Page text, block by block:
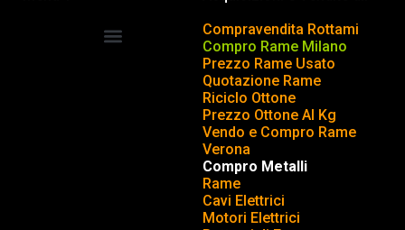
Compravendita Rottami
Compro Rame Milano
Prezzo Rame Usato
Quotazione Rame
Riciclo Ottone
Prezzo Ottone Al Kg
Vendo e Compro Rame
Verona
Compro Metalli
Rame
Cavi Elettrici
Motori Elettrici